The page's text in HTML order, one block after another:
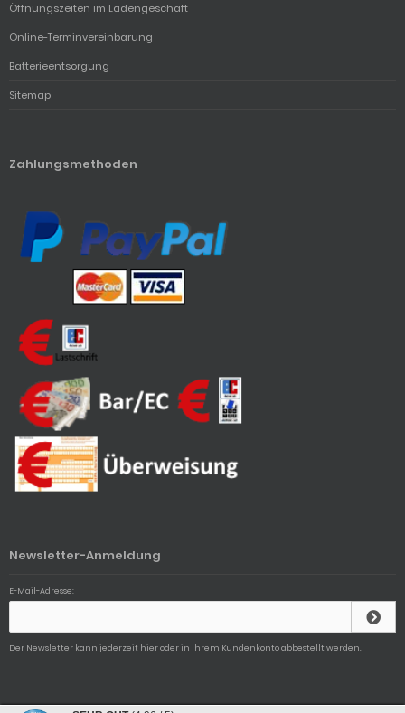
Öffnungszeiten im Ladengeschäft
Online-Terminvereinbarung
Batterieentsorgung
Sitemap
Zahlungsmethoden
Newsletter-Anmeldung
E-Mail-Adresse:
Der Newsletter kann jederzeit hier oder in Ihrem Kundenkonto abbestellt werden.